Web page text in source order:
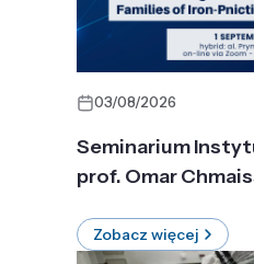
03/08/2026
Seminarium
prof. Omar
Zobacz więcej